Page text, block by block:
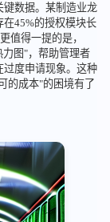
数据。某制造业龙
在45%的授权模块长
值得一提的是，
图"，帮助管理者
过度申请现象。这种
的成本"的困境有了